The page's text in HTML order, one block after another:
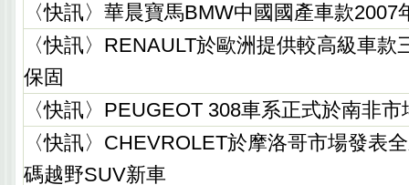
〈快訊〉華晨寶馬BMW中國國產車款2007
〈快訊〉RENAULT於歐洲提供較高級車款
保固
〈快訊〉PEUGEOT 308車系正式於南非市
〈快訊〉CHEVROLET於摩洛哥市場發表
碼越野SUV新車